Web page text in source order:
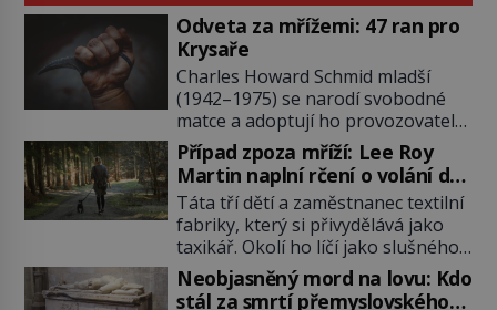
Odveta za mřížemi: 47 ran pro
Krysaře
Charles Howard Schmid mladší
(1942–1975) se narodí svobodné
matce a adoptují ho provozovatelé
pečovatelského domu Charles a
Katharine Schmidovi. Synek jim
mnoho radosti nepřinese. Mezi
přáteli v arizonském Tusconu se
mu přezdívá Krysař. Je to pohledný
a charismatický mladík, kterému to
ve škole dvakrát nejde. Exceluje ale
v tělocviku. Škola si díky němu
Případ zpoza mříží: Lee Roy
Martin naplní rčení o volání do
lesa
Táta tří dětí a zaměstnanec textilní
fabriky, který si přivydělává jako
taxikář. Okolí ho líčí jako slušného
člověka. To je Lee Roy Martin
(1937–1972), jinak též Škrtič z
Neobjasněný mord na lovu: Kdo
stál za smrtí přemyslovského